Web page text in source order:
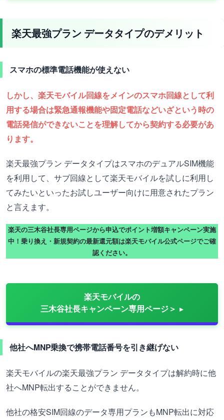
楽天最強プラン データタイプのデメリット
スマホの標準電話機能が使えない
しかし、楽天モバイル回線をメインのスマホ回線として利
用する場合は緊急通報機能や固定電話などいざという時の
電話発信ができないことを理解してから契約する必要があ
ります。
楽天最強プラン データタイプはスマホのデュアルSIM機能
を利用して、サブ回線として楽天モバイルを試しに利用し
てみたいといったお試しユーザー向けに用意されたプラン
と言えます。
楽天の三木谷社長専用ページから申込でポイント増額キャンペーン実施
中！乗り換え・新規契約の最新還元額は楽天モバイル公式ページでご確
認ください。
楽天モバイルの
三木谷社長キャンペーン専用ページ＞
他社へMNP乗換で携帯電話番号を引き継げない
楽天モバイルの楽天最強プラン データタイプは解約時に他
社へMNP転出することができません。
他社の格安SIM回線のデータ専用プランもMNP転出に対応